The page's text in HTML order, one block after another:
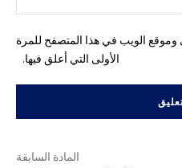
وموقع الويب في هذا المتصفح للمرة
الأولى التي أعلق فيها.
المادة السابقة